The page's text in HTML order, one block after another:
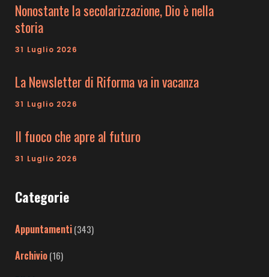
Nonostante la secolarizzazione, Dio è nella
storia
31 Luglio 2026
La Newsletter di Riforma va in vacanza
31 Luglio 2026
Il fuoco che apre al futuro
31 Luglio 2026
Categorie
Appuntamenti(343)
Archivio(16)